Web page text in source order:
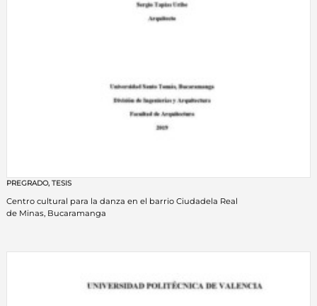
PREGRADO, TESIS
Centro cultural para la danza en el barrio Ciudadela Real
de Minas, Bucaramanga